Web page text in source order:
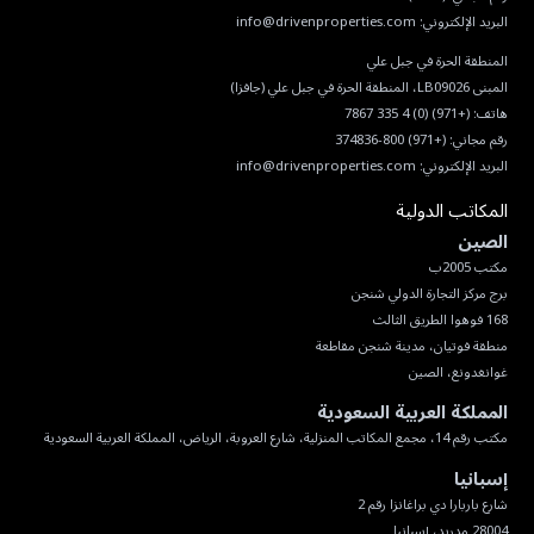
البريد الإلكتروني: info@drivenproperties.com
هاتف:(+971) (0) 4 335 7867
رقم مجاني:(+971) 800-374836
البريد الإلكتروني: info@drivenproperties.com
المكاتب الدولية
الصين
غوانغدونغ، الصين
المملكة العربية السعودية
مكتب رقم 14، مجمع المكاتب المنزلية، شارع العروبة، الرياض، المملكة العربية السعودية
إسبانيا